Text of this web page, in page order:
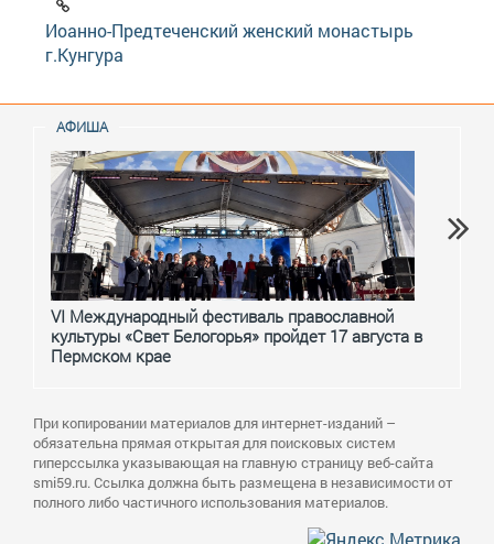
Иоанно-Предтеченский женский монастырь
г.Кунгура
АФИША
VI Международный фестиваль православной
культуры «Свет Белогорья» пройдет 17 августа в
Пермском крае
При копировании материалов для интернет-изданий –
обязательна прямая открытая для поисковых систем
гиперссылка указывающая на главную страницу веб-сайта
smi59.ru. Ссылка должна быть размещена в независимости от
полного либо частичного использования материалов.